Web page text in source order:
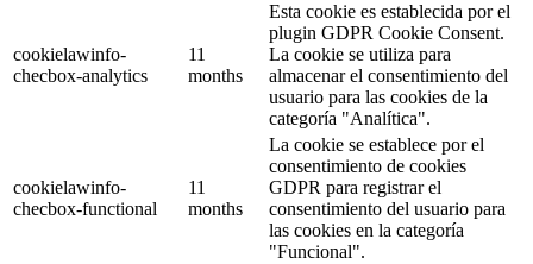
cookielawinfo-
checbox-analytics
11
months
Esta cookie es establecida por el
plugin GDPR Cookie Consent.
La cookie se utiliza para
almacenar el consentimiento del
usuario para las cookies de la
categoría "Analítica".
cookielawinfo-
checbox-functional
11
months
La cookie se establece por el
consentimiento de cookies
GDPR para registrar el
consentimiento del usuario para
las cookies en la categoría
"Funcional".